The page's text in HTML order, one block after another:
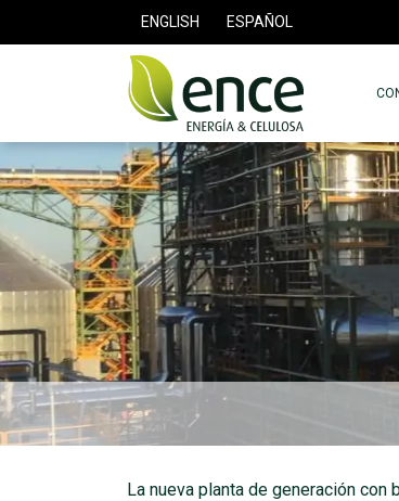
ENGLISH ESPAÑOL
La nueva planta de generación con